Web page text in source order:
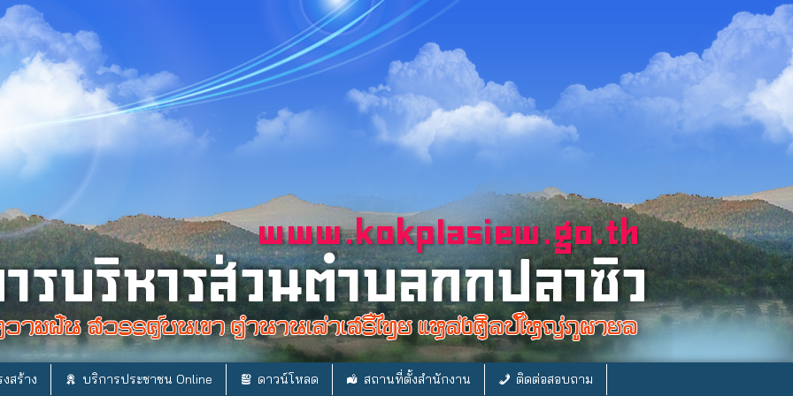
สร้าง บริการประชาชน Online ดาวน์โหลด สถานที่ตั้งสำนักงาน ติดต่อสอบถาม